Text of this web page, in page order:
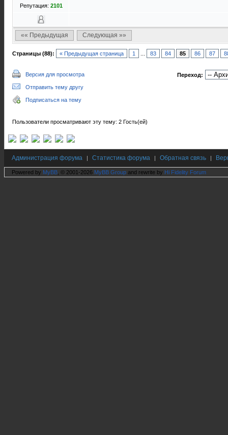
Репутация: 2101
«« Предыдущая Следующая »»
Страницы (88): « Предыдущая страница 1 83 84 85 86 87
Версия для просмотра
Отправить тему другу
Подписаться на тему
Переход:
Пользователи просматривают эту тему: 2 Гость(ей)
Администрация форума | Статистика форума | Обратная связь |
Powered by MyBB , © 2001-2026 MyBB Group and rewrite by Hi Fidelity Forum